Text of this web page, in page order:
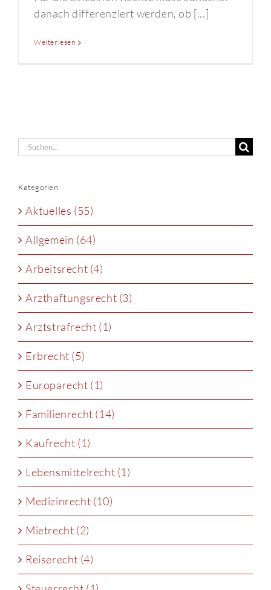
danach differenziert werden, ob [...]
Weiterlesen
Suche
Kategorien
Aktuelles (55)
Allgemein (64)
Arbeitsrecht (4)
Arzthaftungsrecht (3)
Arztstrafrecht (1)
Erbrecht (5)
Europarecht (1)
Familienrecht (14)
Kaufrecht (1)
Lebensmittelrecht (1)
Medizinrecht (10)
Mietrecht (2)
Reiserecht (4)